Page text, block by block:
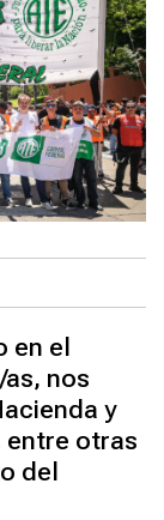
en el
nos
y
entre otras
del